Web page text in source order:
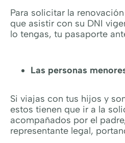
Para solicitar la
que asistir con su DNI
lo tengas, tu pasaporte
Las personas
Si viajas con tus hijos y
estos tienen que ir a la
acompañados por el
representante legal,